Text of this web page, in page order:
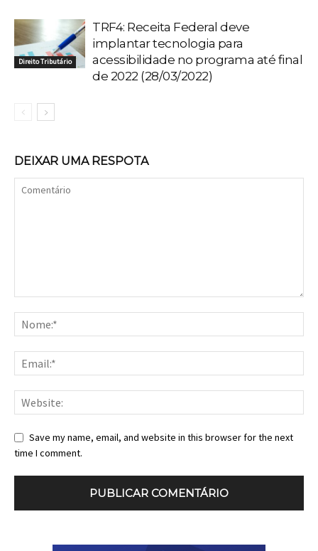
Direito Tributário
TRF4: Receita Federal deve
implantar tecnologia para
acessibilidade no programa até final
de 2022 (28/03/2022)
DEIXAR UMA RESPOTA
Save my name, email, and website in this browser for the next
time I comment.